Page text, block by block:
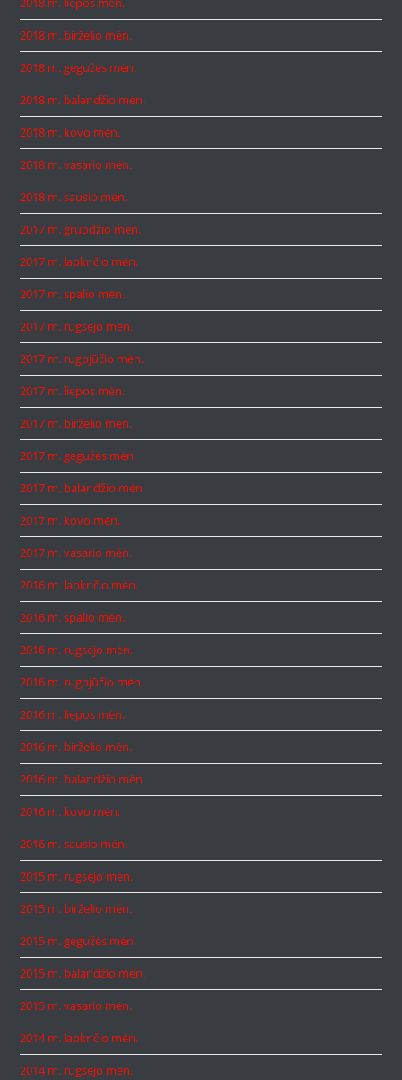
2018 m. birželio mėn.
2018 m. gegužės mėn.
2018 m. balandžio mėn.
2018 m. kovo mėn.
2018 m. vasario mėn.
2018 m. sausio mėn.
2017 m. gruodžio mėn.
2017 m. lapkričio mėn.
2017 m. spalio mėn.
2017 m. rugsėjo mėn.
2017 m. rugpjūčio mėn.
2017 m. liepos mėn.
2017 m. birželio mėn.
2017 m. gegužės mėn.
2017 m. balandžio mėn.
2017 m. kovo mėn.
2017 m. vasario mėn.
2016 m. lapkričio mėn.
2016 m. spalio mėn.
2016 m. rugsėjo mėn.
2016 m. rugpjūčio mėn.
2016 m. liepos mėn.
2016 m. birželio mėn.
2016 m. balandžio mėn.
2016 m. kovo mėn.
2016 m. sausio mėn.
2015 m. rugsėjo mėn.
2015 m. birželio mėn.
2015 m. gegužės mėn.
2015 m. balandžio mėn.
2015 m. vasario mėn.
2014 m. lapkričio mėn.
2014 m. rugsėjo mėn.